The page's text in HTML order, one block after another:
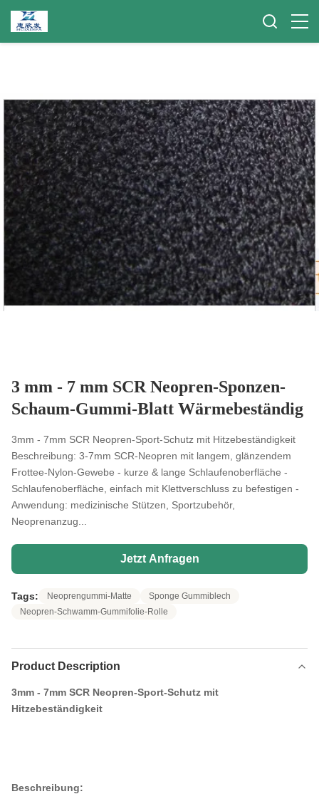
3 mm - 7 mm SCR Neopren-Sponzen-
Schaum-Gummi-Blatt Wärmebeständig
3mm - 7mm SCR Neopren-Sport-Schutz mit Hitzebeständigkeit
Beschreibung: 3-7mm SCR-Neopren mit langem, glänzendem
Frottee-Nylon-Gewebe - kurze & lange Schlaufenoberfläche -
Schlaufenoberfläche, einfach mit Klettverschluss zu befestigen -
Anwendung: medizinische Stützen, Sportzubehör,
Neoprenanzug...
Jetzt Anfragen
Tags: Neoprengummi-Matte
Sponge Gummiblech
Neopren-Schwamm-Gummifolie-Rolle
Product Description
3mm - 7mm SCR Neopren-Sport-Schutz mit
Hitzebeständigkeit
Beschreibung: